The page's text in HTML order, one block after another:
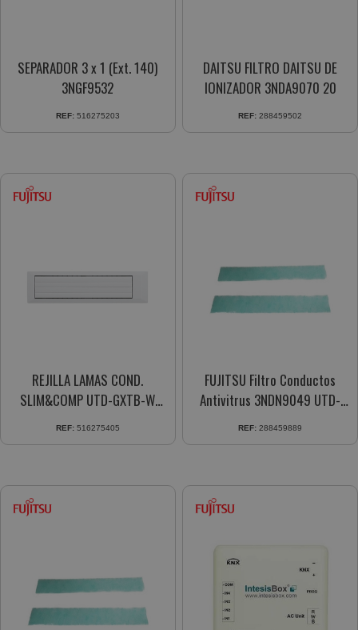
SEPARADOR 3 x 1 (Ext. 140)
3NGF9532
REF: 516275203
DAITSU FILTRO DAITSU DE
IONIZADOR 3NDA9070 20
REF: 288459502
REJILLA LAMAS COND.
SLIM&COMP UTD-GXTB-W
REF: 516275405
FUJITSU Filtro Conductos
Antivitrus 3NDN9049 UTD-
REF: 288459889